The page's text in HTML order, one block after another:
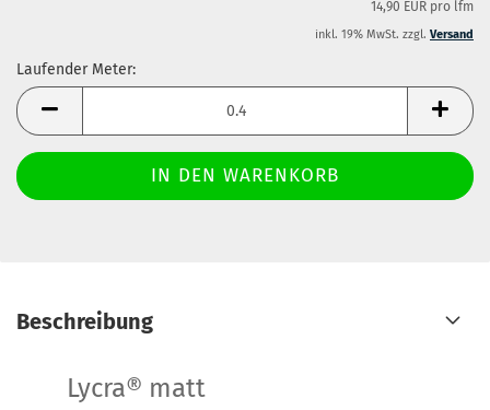
14,90 EUR pro lfm
inkl. 19% MwSt. zzgl. Versand
Laufender Meter:
Laufender
Meter
Beschreibung
Lycra® matt